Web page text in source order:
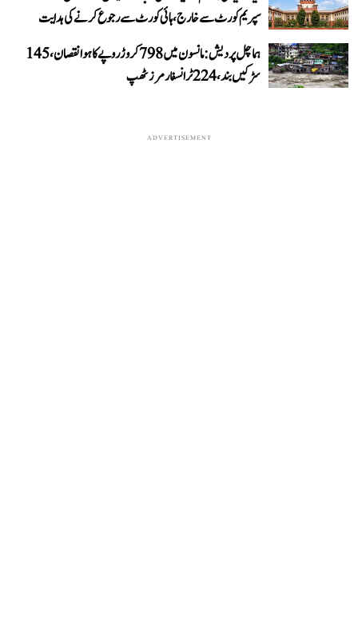
سپریم کورٹ سے خارج، ہائی کورٹ سے رجوع کرنے کی ہدایت
ہماچل پردیش: مانسون میں 798 کروڑ روپے کا ہوا نقصان، 145
سڑکیں بند، 224 ٹرانسفارمرز ٹھپ
ADVERTISEMENT